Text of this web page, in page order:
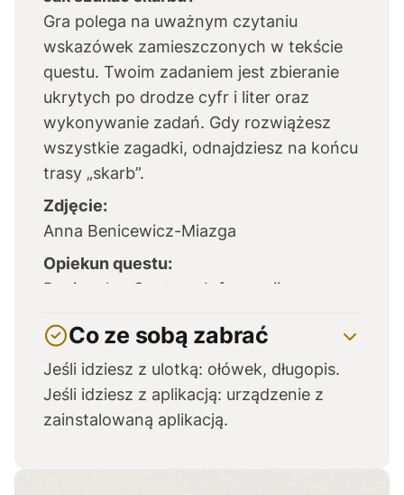
Gra polega na uważnym czytaniu
wskazówek zamieszczonych w tekście
questu. Twoim zadaniem jest zbieranie
ukrytych po drodze cyfr i liter oraz
wykonywanie zadań. Gdy rozwiążesz
wszystkie zagadki, odnajdziesz na końcu
trasy „skarb”.
Zdjęcie:
Anna Benicewicz-Miazga
Opiekun questu:
Regionalne Centrum Informacji
informacja@swietokrzyskie.travel
Co ze sobą zabrać
Jeśli idziesz z ulotką: ołówek, długopis.
Jeśli idziesz z aplikacją: urządzenie z
zainstalowaną aplikacją.